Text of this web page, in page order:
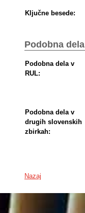
Ključne besede:
Podobna dela
Podobna dela v
RUL:
Podobna dela v
drugih slovenskih
zbirkah:
Nazaj